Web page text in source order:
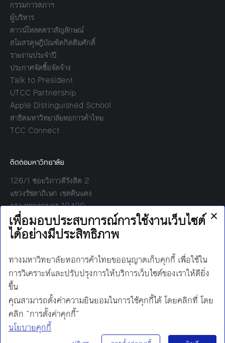
กรรมการสภาฯ
ผู้บริหาร
ดาวน์โหลดตราสัญลักษณ์
สโมสรดุษฎีบัณฑิตกิตติมศักดิ์
รายงานประจำปี
ประกาศจัดซื้อจัดจ้าง
Talk to President
UTCC Partnership
Apple Distinguished School
สาธิตมหาวิทยาลัยหอการค้าไทย
TCC Connect
ติดต่อมหาวิทยาลัย
126/1 ซอยวิภาวดีรังสิต 2
แขวงรัชดาภิเษก เขตดินแดง
กรุงเทพมหานคร 10400
โทร:
02-697-6000
เวลาทำการ:
8.30 - 17.00
Find us on:
Facebook
TwitterYouTube
Instagram
LineMail
นโยบายการคุ้มครองข้อมูลส่วนบุคคล